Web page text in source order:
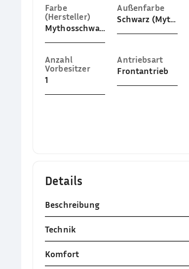
Farbe
(Hersteller)
Mythosschwarz Metallic
Außenfarbe
Schwarz (Mythosschwarz Metallic)
Anzahl
Vorbesitzer
1
Antriebsart
Frontantrieb
Details
Beschreibung
Technik
Komfort